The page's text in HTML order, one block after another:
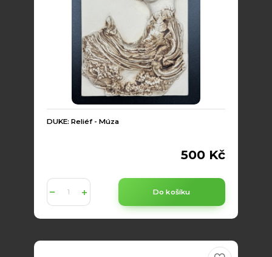
DUKE: Reliéf - Múza
500 Kč
Do košíku